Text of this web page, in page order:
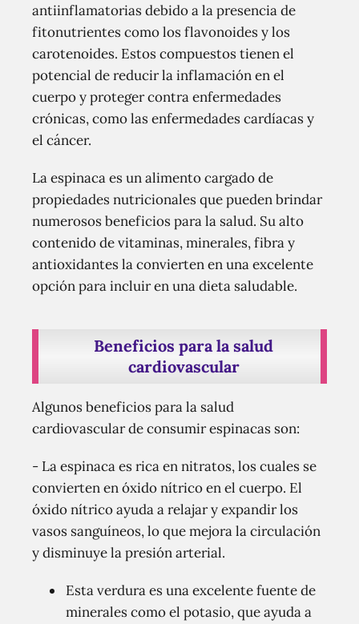
antiinflamatorias debido a la presencia de
fitonutrientes como los flavonoides y los
carotenoides. Estos compuestos tienen el
potencial de reducir la inflamación en el
cuerpo y proteger contra enfermedades
crónicas, como las enfermedades cardíacas y
el cáncer.
La espinaca es un alimento cargado de
propiedades nutricionales que pueden brindar
numerosos beneficios para la salud. Su alto
contenido de vitaminas, minerales, fibra y
antioxidantes la convierten en una excelente
opción para incluir en una dieta saludable.
Beneficios para la salud
cardiovascular
Algunos beneficios para la salud
cardiovascular de consumir espinacas son:
- La espinaca es rica en nitratos, los cuales se
convierten en óxido nítrico en el cuerpo. El
óxido nítrico ayuda a relajar y expandir los
vasos sanguíneos, lo que mejora la circulación
y disminuye la presión arterial.
Esta verdura es una excelente fuente de
minerales como el potasio, que ayuda a